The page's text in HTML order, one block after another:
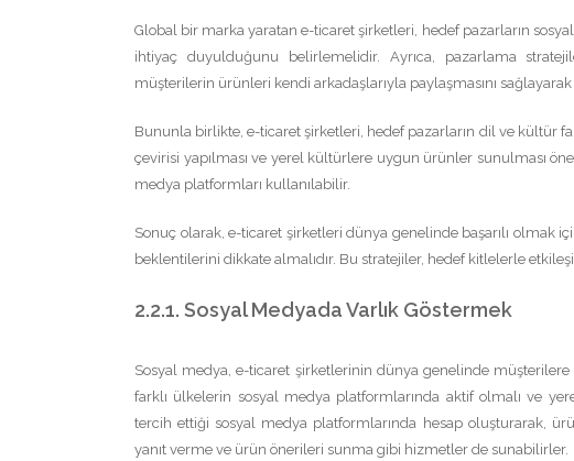
Global bir marka yaratan e-ticaret şirketleri, hedef pazarların
ihtiyaç duyulduğunu belirlemelidir. Ayrıca, pazarlama
müşterilerin ürünleri kendi arkadaşlarıyla paylaşmasını
Bununla birlikte, e-ticaret şirketleri, hedef pazarların dil ve kültür
çevirisi yapılması ve yerel kültürlere uygun ürünler sunulması
medya platformları kullanılabilir.
Sonuç olarak, e-ticaret şirketleri dünya genelinde başarılı olmak
beklentilerini dikkate almalıdır. Bu stratejiler, hedef kitlelerle
2.2.1. Sosyal Medyada Varlık Göstermek
Sosyal medya, e-ticaret şirketlerinin dünya genelinde
farklı ülkelerin sosyal medya platformlarında aktif olmalı ve
tercih ettiği sosyal medya platformlarında hesap oluşturarak,
yanıt verme ve ürün önerileri sunma gibi hizmetler de sunabilirler.